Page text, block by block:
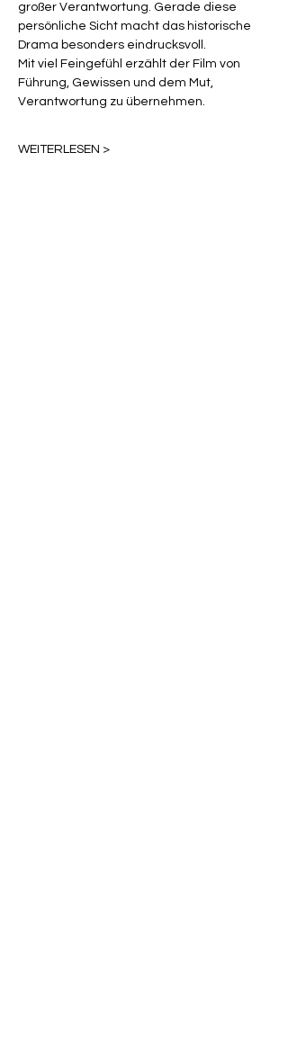
großer Verantwortung. Gerade diese
persönliche Sicht macht das historische
Drama besonders eindrucksvoll.
Mit viel Feingefühl erzählt der Film von
Führung, Gewissen und dem Mut,
Verantwortung zu übernehmen.
WEITERLESEN >